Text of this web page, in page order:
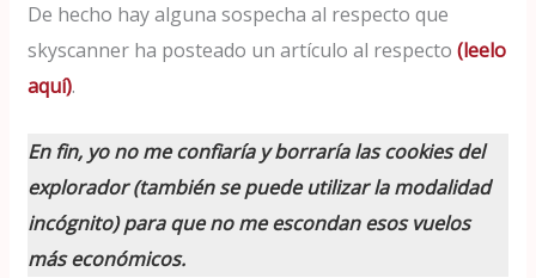
De hecho hay alguna sospecha al respecto que
skyscanner ha posteado un artículo al respecto(leelo
aquí).
En fin, yo no me confiaría y borraría las cookies del
explorador (también se puede utilizar la modalidad
incógnito) para que no me escondan esos vuelos
más económicos.